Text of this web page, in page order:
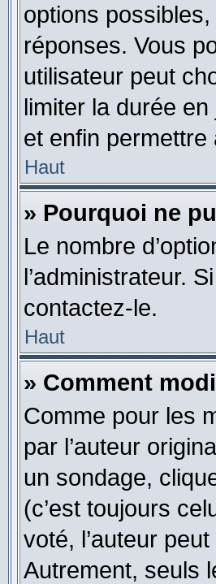
options
réponses. Vous
utilisateur peut
limiter la durée
et enfin
Haut
» Pourquoi ne
Le nombre
l’administrateur.
contactez-le.
Haut
» Comment
Comme pour les
par l’auteur
un sondage,
(c’est toujours
voté, l’auteur
Autrement, seuls